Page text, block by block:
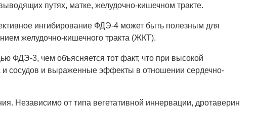
путях, матке, желудочно-кишечном тракте.
ингибирование ФДЭ-4 может быть полезным для
желудочно-кишечного тракта (ЖКТ).
ФДЭ-3, чем объясняется тот факт, что при высокой
и сосудов и выраженные эффекты в отношении сердечно-
Независимо от типа вегетативной иннервации, дротаверин